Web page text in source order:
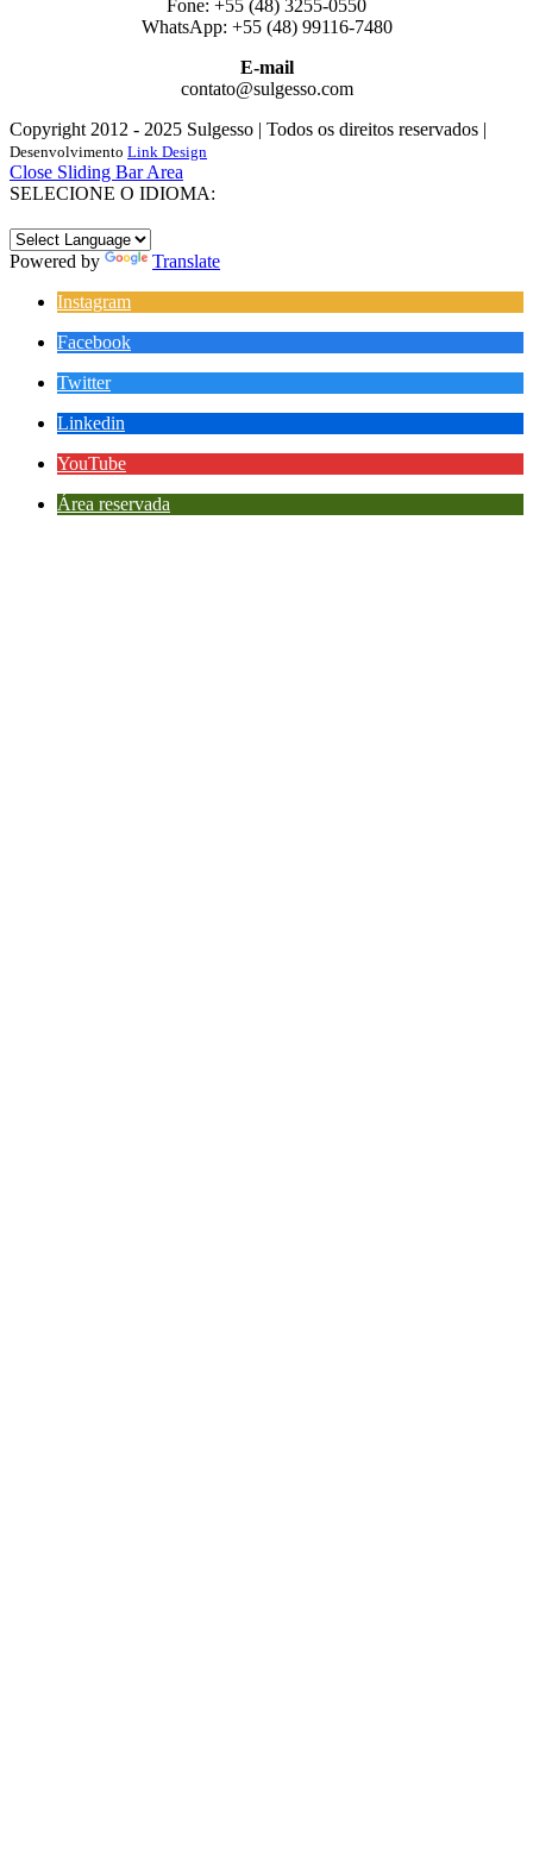
Fone: +55 (48) 3255-0550
WhatsApp: +55 (48) 99116-7480
E-mail
contato@sulgesso.com
Copyright 2012 - 2025 Sulgesso | Todos os direitos reservados |
Desenvolvimento Link Design
Close Sliding Bar Area
SELECIONE O IDIOMA:
Powered by
Translate
Instagram
Facebook
Twitter
Linkedin
YouTube
Área reservada